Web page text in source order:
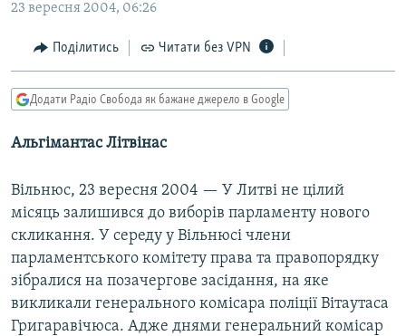
Перейти
пошуку
СУСПІЛЬСТВО
КУЛЬТУРА
СВІТ
ДОНБАС.РЕАЛІЇ
КРИМ.РЕАЛІЇ
ТИ ЯК?
СХЕМИ
КИТАЙ.ВИКЛИКИ
МУЛЬТИМЕДІА
ФОТО
ПОДКАСТИ
КРИМ РЕАЛІЇ
23 вересня 2004, 06:26
Поділитись Читати без VPN
Додати Радіо Свобода як бажане джерело в Google
Альгімантас Літвінас
Вільнюс, 23 вересня 2004 — У Литві не цілий
місяць залишився до виборів парламенту нового
скликання. У середу у Вільнюсі члени
парламентського комітету права та правопорядку
зібралися на позачергове засідання, на яке
викликали генерального комісара поліції Вітаутаса
Григаравічюса. Адже днями генеральний комісар